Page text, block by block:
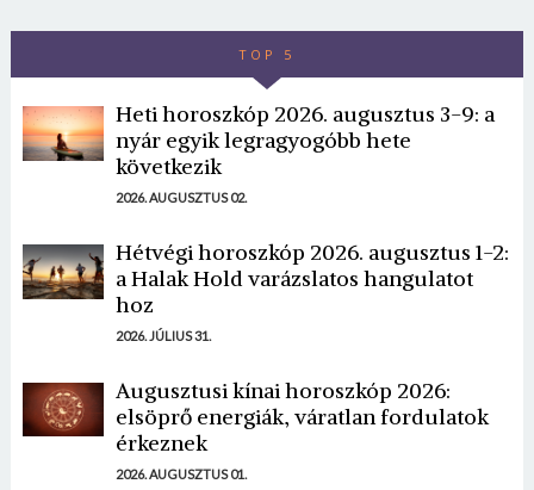
TOP 5
Heti horoszkóp 2026. augusztus 3-9: a
nyár egyik legragyogóbb hete
következik
2026. AUGUSZTUS 02.
Hétvégi horoszkóp 2026. augusztus 1-2:
a Halak Hold varázslatos hangulatot
hoz
2026. JÚLIUS 31.
Augusztusi kínai horoszkóp 2026:
elsöprő energiák, váratlan fordulatok
érkeznek
2026. AUGUSZTUS 01.